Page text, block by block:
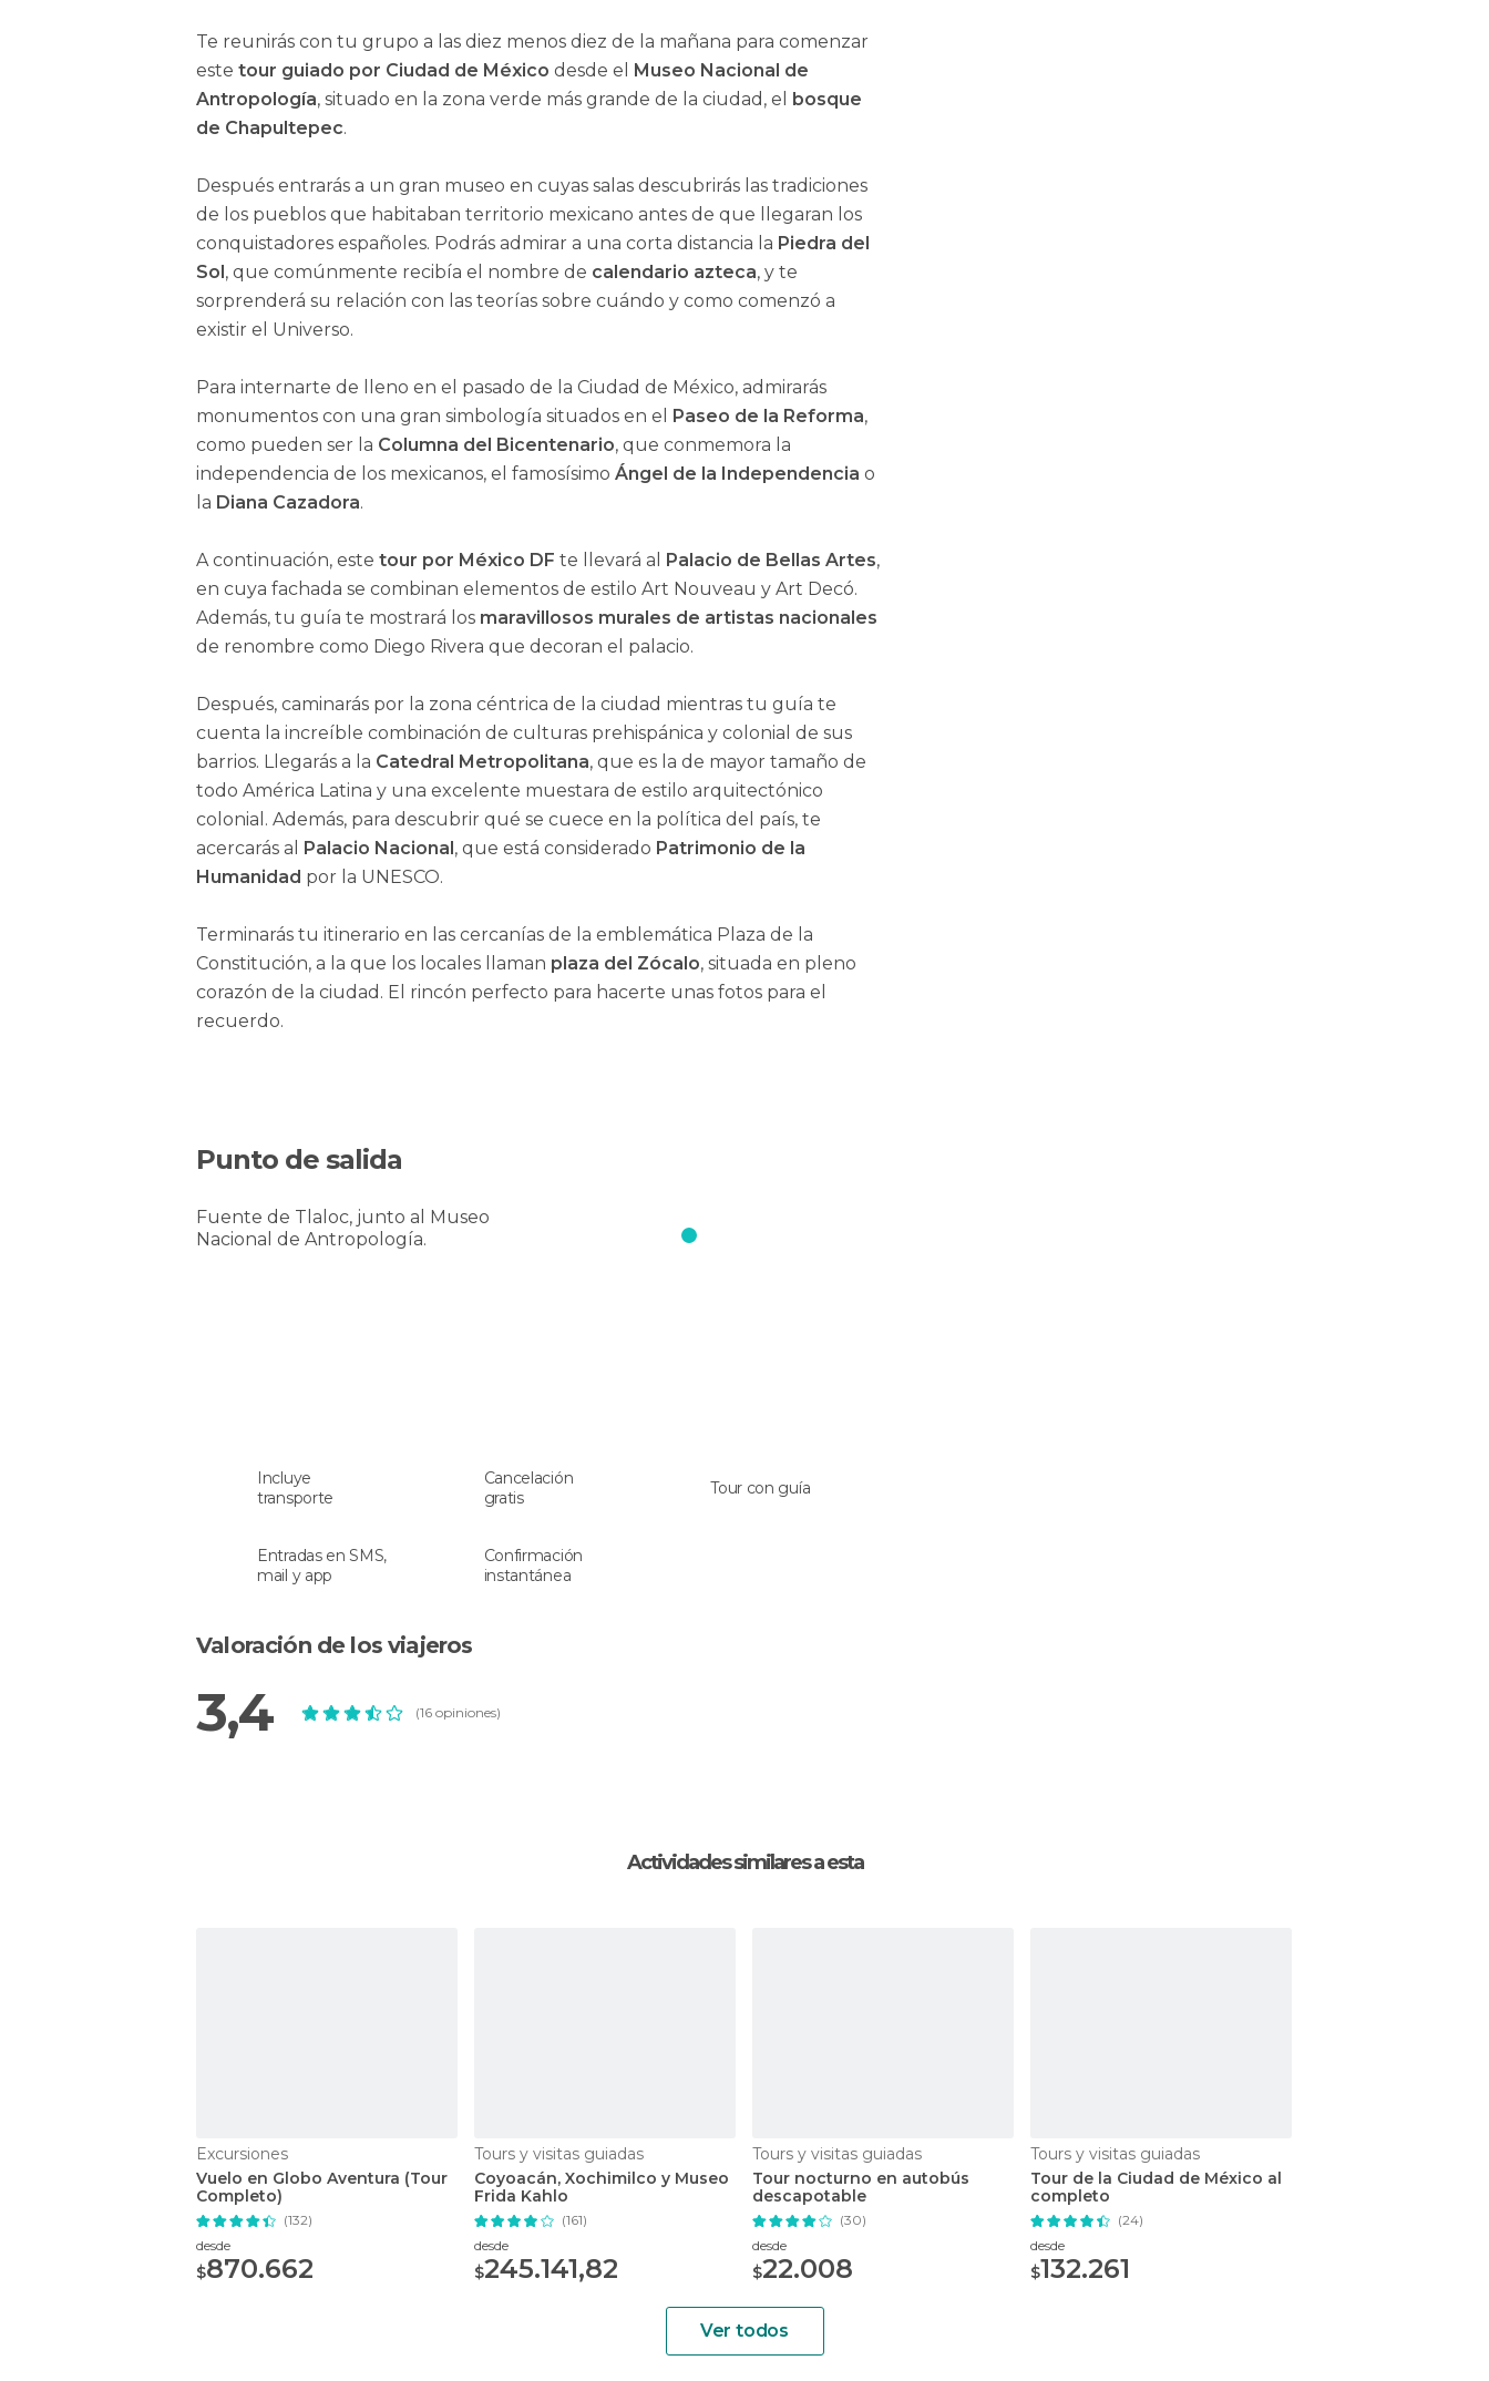
Te reunirás con tu grupo a las diez menos diez de la mañana para comenzar
este tour guiado por Ciudad de México desde el Museo Nacional de
Antropología, situado en la zona verde más grande de la ciudad, el bosque
de Chapultepec.
Después entrarás a un gran museo en cuyas salas descubrirás las tradiciones
de los pueblos que habitaban territorio mexicano antes de que llegaran los
conquistadores españoles. Podrás admirar a una corta distancia la Piedra del
Sol, que comúnmente recibía el nombre de calendario azteca, y te
sorprenderá su relación con las teorías sobre cuándo y como comenzó a
existir el Universo.
Para internarte de lleno en el pasado de la Ciudad de México, admirarás
monumentos con una gran simbología situados en el Paseo de la Reforma,
como pueden ser la Columna del Bicentenario, que conmemora la
independencia de los mexicanos, el famosísimo Ángel de la Independencia o
la Diana Cazadora.
A continuación, este tour por México DF te llevará al Palacio de Bellas Artes,
en cuya fachada se combinan elementos de estilo Art Nouveau y Art Decó.
Además, tu guía te mostrará los maravillosos murales de artistas nacionales
de renombre como Diego Rivera que decoran el palacio.
Después, caminarás por la zona céntrica de la ciudad mientras tu guía te
cuenta la increíble combinación de culturas prehispánica y colonial de sus
barrios. Llegarás a la Catedral Metropolitana, que es la de mayor tamaño de
todo América Latina y una excelente muestara de estilo arquitectónico
colonial. Además, para descubrir qué se cuece en la política del país, te
acercarás al Palacio Nacional, que está considerado Patrimonio de la
Humanidad por la UNESCO.
Terminarás tu itinerario en las cercanías de la emblemática Plaza de la
Constitución, a la que los locales llaman plaza del Zócalo, situada en pleno
corazón de la ciudad. El rincón perfecto para hacerte unas fotos para el
recuerdo.
Punto de salida
Fuente de Tlaloc, junto al Museo
Nacional de Antropología.
Incluye
transporte
Cancelación
gratis
Tour con guía
Entradas en SMS,
mail y app
Confirmación
instantánea
Valoración de los viajeros
3,4 (16 opiniones)
Actividades similares a esta
Excursiones
Vuelo en Globo Aventura (Tour
Completo)
(132)
desde
$870.662
Tours y visitas guiadas
Coyoacán, Xochimilco y Museo
Frida Kahlo
(161)
desde
$245.141,82
Tours y visitas guiadas
Tour nocturno en autobús
descapotable
(30)
desde
$22.008
Tours y visitas guiadas
Tour de la Ciudad de México al
completo
(24)
desde
$132.261
Ver todos